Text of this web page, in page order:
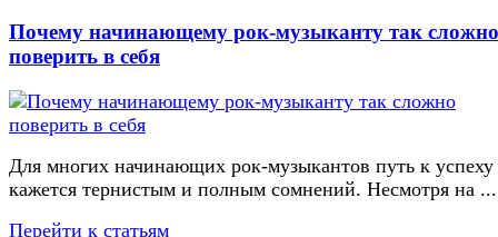
Почему начинающему рок-музыканту так сложно
поверить в себя
Для многих начинающих рок-музыкантов путь к успеху
кажется тернистым и полным сомнений. Несмотря на ...
Перейти к статьям